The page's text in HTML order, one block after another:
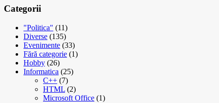
Categorii
"Politica" (11)
Diverse (135)
Evenimente (33)
Fără categorie (1)
Hobby (26)
Informatica (25)
C++ (7)
HTML (2)
Microsoft Office (1)